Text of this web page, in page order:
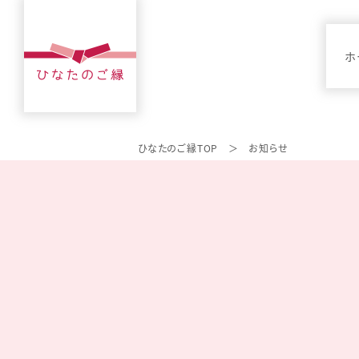
ひなたのご縁TOP お知らせ